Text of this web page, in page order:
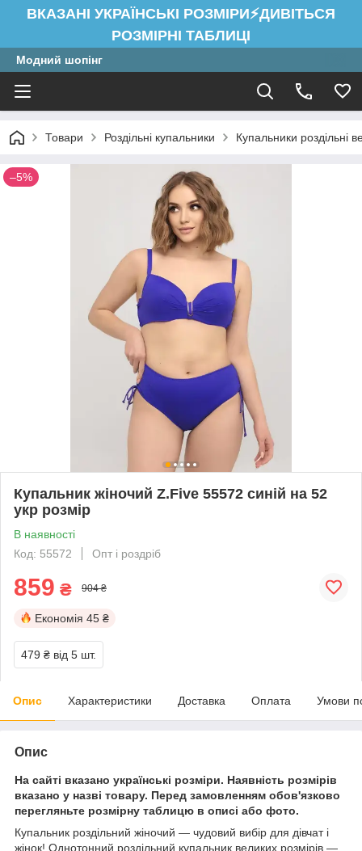
ВКАЗАНІ УКРАЇНСЬКІ РОЗМІРИ⚡ДИВІТЬСЯ
РОЗМІРНІ ТАБЛИЦІ
Модний шопінг
Товари Роздільні купальники Купальники роздільні
–5%
Купальник жіночий Z.Five 55572 синій на 52
укр розмір
В наявності
Код: 55572
Опт і роздріб
859 ₴ 904 ₴
Економія 45 ₴
479 ₴ від 5 шт.
Опис Характеристики Доставка Оплата Умови
Опис
На сайті вказано українські розміри. Наявність розмірів
вказано у назві товару. Перед замовленням обов'язково
перегляньте розмірну таблицю в описі або фото.
Купальник роздільний жіночий — чудовий вибір для дівчат і
жінок! Однотонний роздільний купальник великих розмірів —